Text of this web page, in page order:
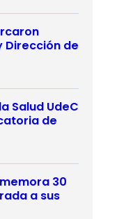
Dirección de
Salud UdeC
de
30
a sus